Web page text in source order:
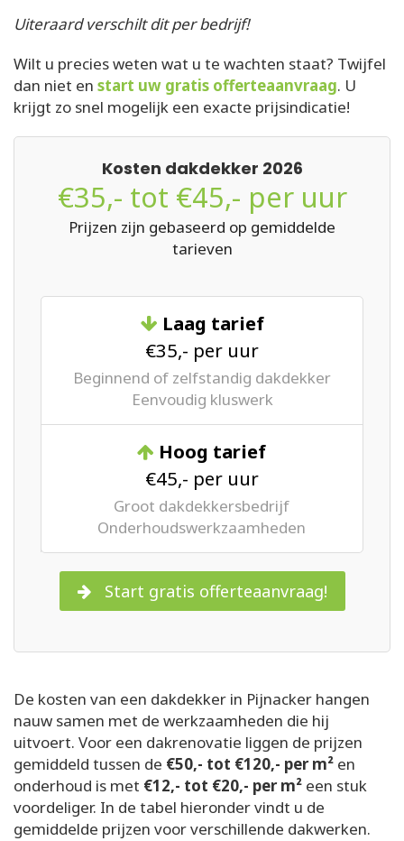
Uiteraard verschilt dit per bedrijf!
Wilt u precies weten wat u te wachten staat? Twijfel
dan niet en start uw gratis offerteaanvraag. U
krijgt zo snel mogelijk een exacte prijsindicatie!
Kosten dakdekker 2026
€35,- tot €45,- per uur
Prijzen zijn gebaseerd op gemiddelde
tarieven
Laag tarief
€35,- per uur
Beginnend of zelfstandig dakdekker
Eenvoudig kluswerk
Hoog tarief
€45,- per uur
Groot dakdekkersbedrijf
Onderhoudswerkzaamheden
Start gratis offerteaanvraag!
De kosten van een dakdekker in Pijnacker hangen
nauw samen met de werkzaamheden die hij
uitvoert. Voor een dakrenovatie liggen de prijzen
gemiddeld tussen de €50,- tot €120,- per m² en
onderhoud is met €12,- tot €20,- per m² een stuk
voordeliger. In de tabel hieronder vindt u de
gemiddelde prijzen voor verschillende dakwerken.